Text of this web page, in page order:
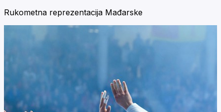
Rukometna reprezentacija Mađarske